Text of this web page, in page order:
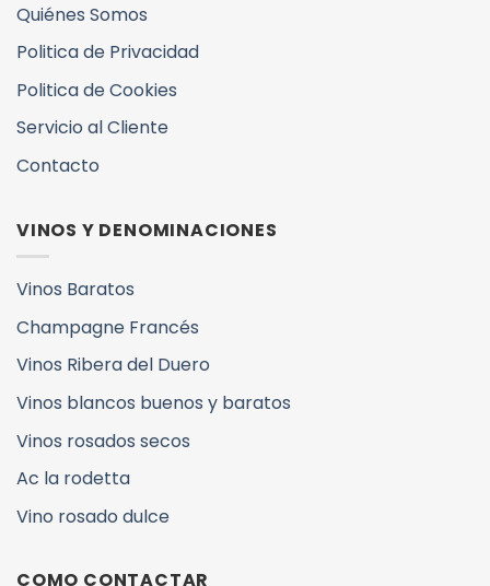
Quiénes Somos
Politica de Privacidad
Politica de Cookies
Servicio al Cliente
Contacto
VINOS Y DENOMINACIONES
Vinos Baratos
Champagne Francés
Vinos Ribera del Duero
Vinos blancos buenos y baratos
Vinos rosados secos
Ac la rodetta
Vino rosado dulce
COMO CONTACTAR